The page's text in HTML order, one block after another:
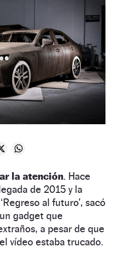
la atención. Hace
de 2015 y la
al futuro’, sacó
gadget que
a pesar de que
vídeo estaba trucado.